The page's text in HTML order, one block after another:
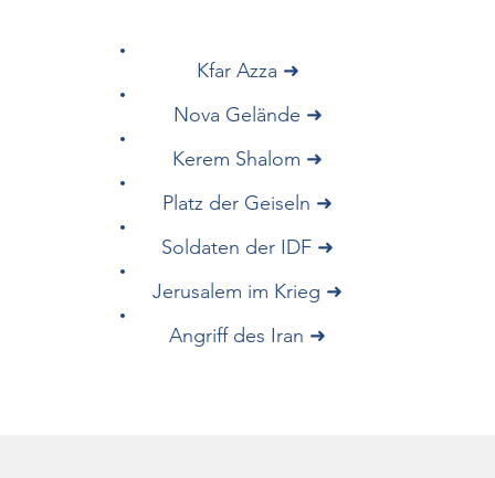
Kfar Azza ➜
Nova Gelände ➜
Kerem Shalom ➜
Platz der Geiseln ➜
Soldaten der IDF ➜
Jerusalem im Krieg ➜
Angriff des Iran ➜